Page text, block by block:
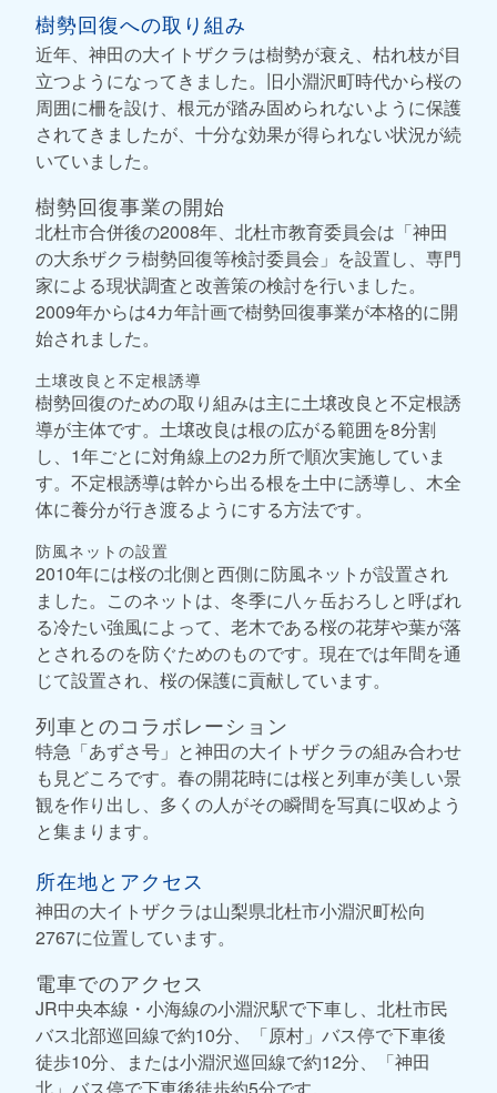
樹勢回復への取り組み
近年、神田の大イトザクラは樹勢が衰え、枯れ枝が目
立つようになってきました。旧小淵沢町時代から桜の
周囲に柵を設け、根元が踏み固められないように保護
されてきましたが、十分な効果が得られない状況が続
いていました。
樹勢回復事業の開始
北杜市合併後の2008年、北杜市教育委員会は「神田
の大糸ザクラ樹勢回復等検討委員会」を設置し、専門
家による現状調査と改善策の検討を行いました。
2009年からは4カ年計画で樹勢回復事業が本格的に開
始されました。
土壌改良と不定根誘導
樹勢回復のための取り組みは主に土壌改良と不定根誘
導が主体です。土壌改良は根の広がる範囲を8分割
し、1年ごとに対角線上の2カ所で順次実施していま
す。不定根誘導は幹から出る根を土中に誘導し、木全
体に養分が行き渡るようにする方法です。
防風ネットの設置
2010年には桜の北側と西側に防風ネットが設置され
ました。このネットは、冬季に八ヶ岳おろしと呼ばれ
る冷たい強風によって、老木である桜の花芽や葉が落
とされるのを防ぐためのものです。現在では年間を通
じて設置され、桜の保護に貢献しています。
列車とのコラボレーション
特急「あずさ号」と神田の大イトザクラの組み合わせ
も見どころです。春の開花時には桜と列車が美しい景
観を作り出し、多くの人がその瞬間を写真に収めよう
と集まります。
所在地とアクセス
神田の大イトザクラは山梨県北杜市小淵沢町松向
2767に位置しています。
電車でのアクセス
JR中央本線・小海線の小淵沢駅で下車し、北杜市民
バス北部巡回線で約10分、「原村」バス停で下車後
徒歩10分、または小淵沢巡回線で約12分、「神田
北」バス停で下車後徒歩約5分です。